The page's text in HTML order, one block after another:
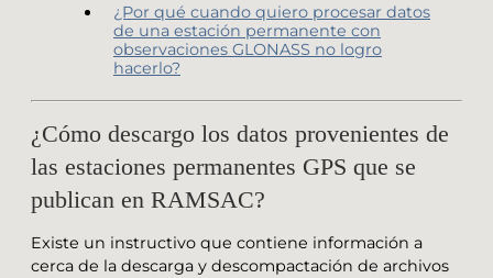
¿Por qué cuando quiero procesar datos
de una estación permanente con
observaciones GLONASS no logro
hacerlo?
¿Cómo descargo los datos provenientes de
las estaciones permanentes GPS que se
publican en RAMSAC?
Existe un instructivo que contiene información a
cerca de la descarga y descompactación de archivos